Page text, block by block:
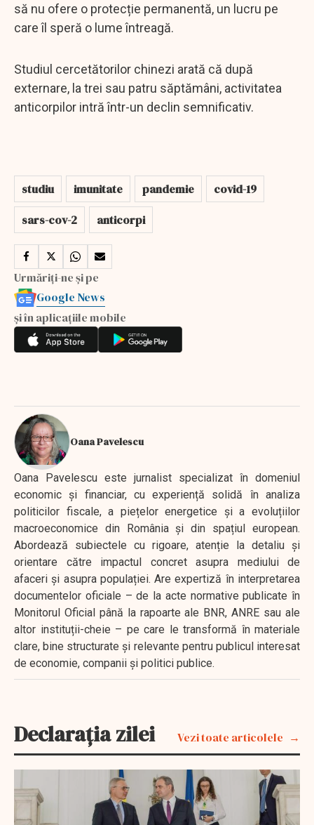
să nu ofere o protecție permanentă, un lucru pe
care îl speră o lume întreagă.
Studiul cercetătorilor chinezi arată că după
externare, la trei sau patru săptămâni, activitatea
anticorpilor intră într-un declin semnificativ.
studiu imunitate pandemie
covid-19
sars-cov-2
anticorpi
Urmăriți-ne și pe
Google News
și în aplicațiile mobile
Oana Pavelescu
Oana Pavelescu este jurnalist specializat în domeniul
economic și financiar, cu experiență solidă în analiza
politicilor fiscale, a piețelor energetice și a evoluțiilor
macroeconomice din România și din spațiul european.
Abordează subiectele cu rigoare, atenție la detaliu și
orientare către impactul concret asupra mediului de
afaceri și asupra populației. Are expertiză în interpretarea
documentelor oficiale – de la acte normative publicate în
Monitorul Oficial până la rapoarte ale BNR, ANRE sau ale
altor instituții-cheie – pe care le transformă în materiale
clare, bine structurate și relevante pentru publicul interesat
de economie, companii și politici publice.
Declarația zilei Vezi toate articolele